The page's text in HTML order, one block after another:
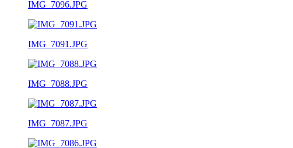
IMG_7096.JPG
IMG_7091.JPG
IMG_7088.JPG
IMG_7087.JPG